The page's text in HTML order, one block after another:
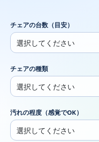
チェアの台数（目安）
チェアの種類
汚れの程度（感覚でOK）